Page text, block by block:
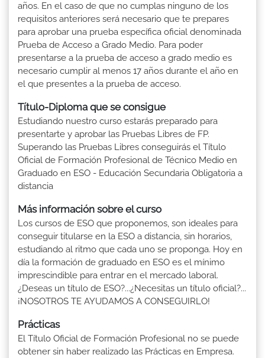
años. En el caso de que no cumplas ninguno de los
requisitos anteriores será necesario que te prepares
para aprobar una prueba específica oficial denominada
Prueba de Acceso a Grado Medio. Para poder
presentarse a la prueba de acceso a grado medio es
necesario cumplir al menos 17 años durante el año en
el que presentes a la prueba de acceso.
Título-Diploma que se consigue
Estudiando nuestro curso estarás preparado para
presentarte y aprobar las Pruebas Libres de FP.
Superando las Pruebas Libres conseguirás el Título
Oficial de Formación Profesional de Técnico Medio en
Graduado en ESO - Educación Secundaria Obligatoria a
distancia
Más información sobre el curso
Los cursos de ESO que proponemos, son ideales para
conseguir titularse en la ESO a distancia, sin horarios,
estudiando al ritmo que cada uno se proponga. Hoy en
día la formación de graduado en ESO es el mínimo
imprescindible para entrar en el mercado laboral.
¿Deseas un título de ESO?...¿Necesitas un título oficial?...
¡NOSOTROS TE AYUDAMOS A CONSEGUIRLO!
Prácticas
El Título Oficial de Formación Profesional no se puede
obtener sin haber realizado las Prácticas en Empresa.